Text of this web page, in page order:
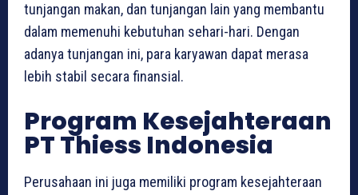
tunjangan makan, dan tunjangan lain yang membantu
dalam memenuhi kebutuhan sehari-hari. Dengan
adanya tunjangan ini, para karyawan dapat merasa
lebih stabil secara finansial.
Program Kesejahteraan
PT Thiess Indonesia
Perusahaan ini juga memiliki program kesejahteraan